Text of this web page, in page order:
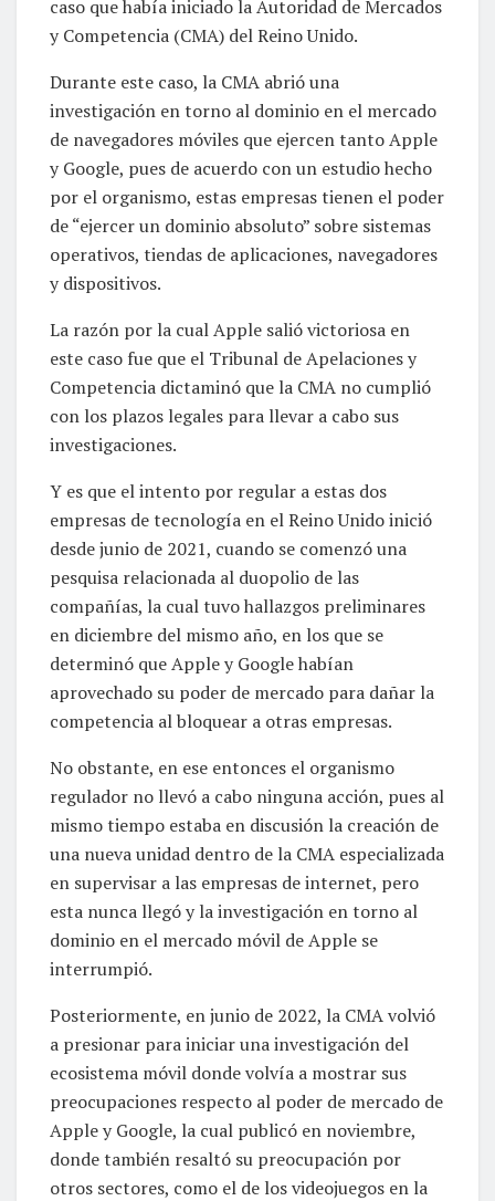
caso que había iniciado la Autoridad de Mercados
y Competencia (CMA) del Reino Unido.
Durante este caso, la CMA abrió una
investigación en torno al dominio en el mercado
de navegadores móviles que ejercen tanto Apple
y Google, pues de acuerdo con un estudio hecho
por el organismo, estas empresas tienen el poder
de “ejercer un dominio absoluto” sobre sistemas
operativos, tiendas de aplicaciones, navegadores
y dispositivos.
La razón por la cual Apple salió victoriosa en
este caso fue que el Tribunal de Apelaciones y
Competencia dictaminó que la CMA no cumplió
con los plazos legales para llevar a cabo sus
investigaciones.
Y es que el intento por regular a estas dos
empresas de tecnología en el Reino Unido inició
desde junio de 2021, cuando se comenzó una
pesquisa relacionada al duopolio de las
compañías, la cual tuvo hallazgos preliminares
en diciembre del mismo año, en los que se
determinó que Apple y Google habían
aprovechado su poder de mercado para dañar la
competencia al bloquear a otras empresas.
No obstante, en ese entonces el organismo
regulador no llevó a cabo ninguna acción, pues al
mismo tiempo estaba en discusión la creación de
una nueva unidad dentro de la CMA especializada
en supervisar a las empresas de internet, pero
esta nunca llegó y la investigación en torno al
dominio en el mercado móvil de Apple se
interrumpió.
Posteriormente, en junio de 2022, la CMA volvió
a presionar para iniciar una investigación del
ecosistema móvil donde volvía a mostrar sus
preocupaciones respecto al poder de mercado de
Apple y Google, la cual publicó en noviembre,
donde también resaltó su preocupación por
otros sectores, como el de los videojuegos en la